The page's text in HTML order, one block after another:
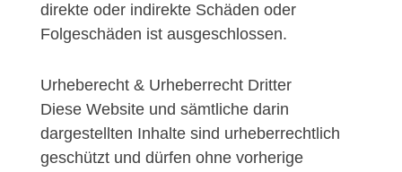
direkte oder indirekte Schäden oder
Folgeschäden ist ausgeschlossen.
Urheberecht & Urheberrecht Dritter
Diese Website und sämtliche darin
dargestellten Inhalte sind urheberrechtlich
geschützt und dürfen ohne vorherige